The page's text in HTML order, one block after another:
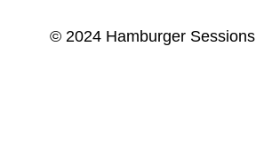
© 2024 Hamburger Sessions